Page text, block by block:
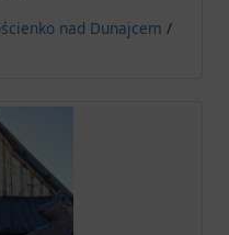
nad Dunajcem /